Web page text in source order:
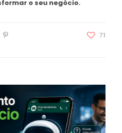
o seu negócio.
71